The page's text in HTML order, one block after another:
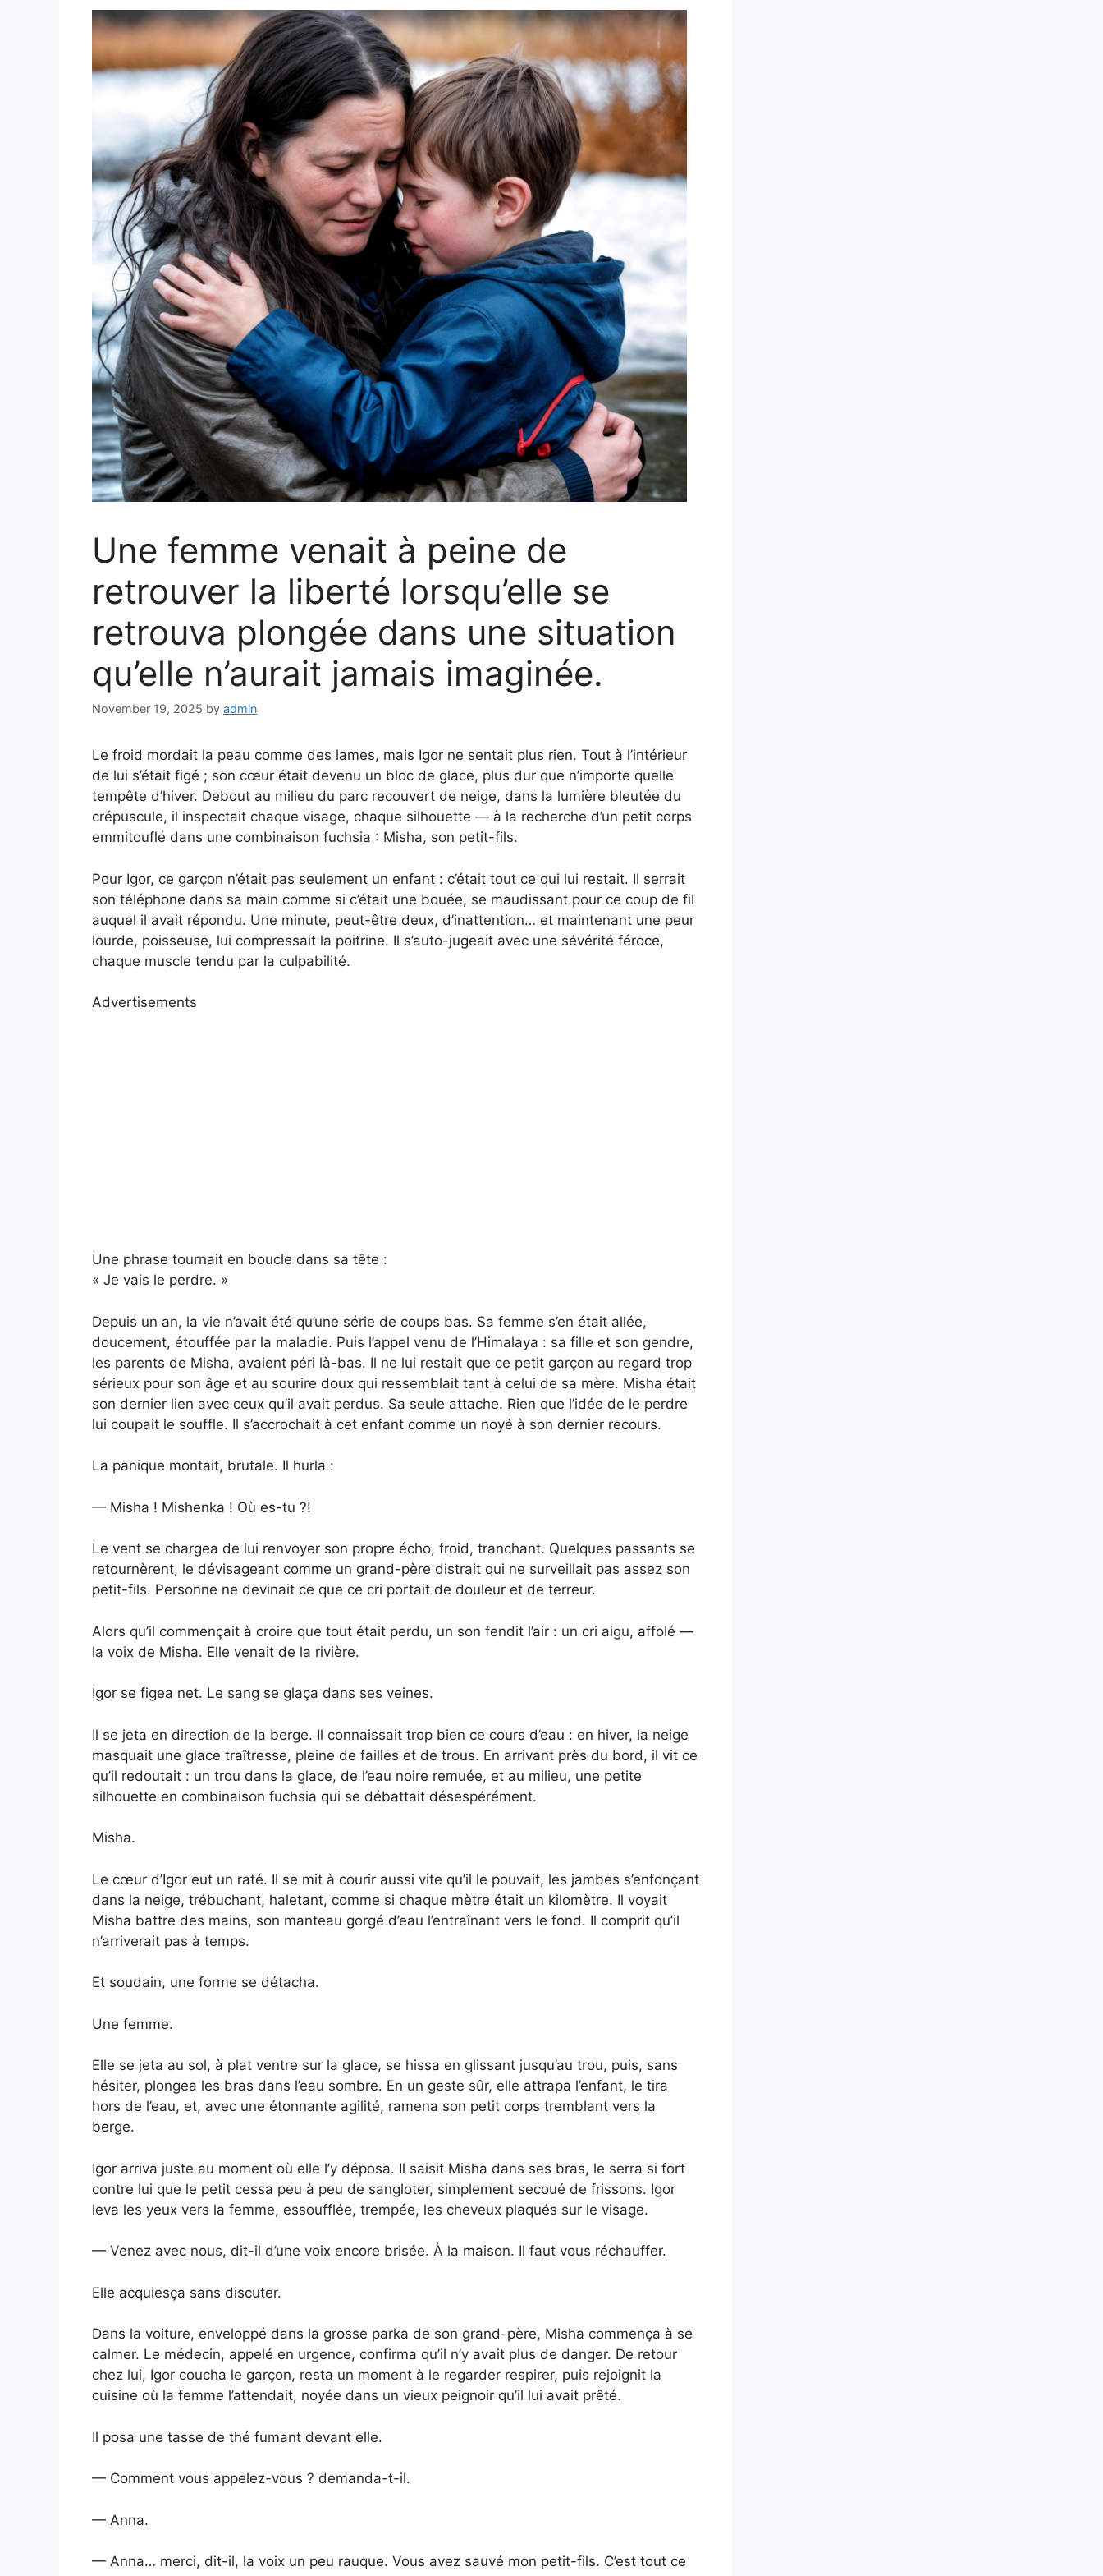
Une femme venait à peine de
retrouver la liberté lorsqu’elle se
retrouva plongée dans une situation
qu’elle n’aurait jamais imaginée.
November 19, 2025 by admin
Le froid mordait la peau comme des lames, mais Igor ne sentait plus rien. Tout à l’intérieur
de lui s’était figé ; son cœur était devenu un bloc de glace, plus dur que n’importe quelle
tempête d’hiver. Debout au milieu du parc recouvert de neige, dans la lumière bleutée du
crépuscule, il inspectait chaque visage, chaque silhouette — à la recherche d’un petit corps
emmitouflé dans une combinaison fuchsia : Misha, son petit-fils.
Pour Igor, ce garçon n’était pas seulement un enfant : c’était tout ce qui lui restait. Il serrait
son téléphone dans sa main comme si c’était une bouée, se maudissant pour ce coup de fil
auquel il avait répondu. Une minute, peut-être deux, d’inattention… et maintenant une peur
lourde, poisseuse, lui compressait la poitrine. Il s’auto-jugeait avec une sévérité féroce,
chaque muscle tendu par la culpabilité.
Advertisements
Une phrase tournait en boucle dans sa tête :
« Je vais le perdre. »
Depuis un an, la vie n’avait été qu’une série de coups bas. Sa femme s’en était allée,
doucement, étouffée par la maladie. Puis l’appel venu de l’Himalaya : sa fille et son gendre,
les parents de Misha, avaient péri là-bas. Il ne lui restait que ce petit garçon au regard trop
sérieux pour son âge et au sourire doux qui ressemblait tant à celui de sa mère. Misha était
son dernier lien avec ceux qu’il avait perdus. Sa seule attache. Rien que l’idée de le perdre
lui coupait le souffle. Il s’accrochait à cet enfant comme un noyé à son dernier recours.
La panique montait, brutale. Il hurla :
— Misha ! Mishenka ! Où es-tu ?!
Le vent se chargea de lui renvoyer son propre écho, froid, tranchant. Quelques passants se
retournèrent, le dévisageant comme un grand-père distrait qui ne surveillait pas assez son
petit-fils. Personne ne devinait ce que ce cri portait de douleur et de terreur.
Alors qu’il commençait à croire que tout était perdu, un son fendit l’air : un cri aigu, affolé —
la voix de Misha. Elle venait de la rivière.
Igor se figea net. Le sang se glaça dans ses veines.
Il se jeta en direction de la berge. Il connaissait trop bien ce cours d’eau : en hiver, la neige
masquait une glace traîtresse, pleine de failles et de trous. En arrivant près du bord, il vit ce
qu’il redoutait : un trou dans la glace, de l’eau noire remuée, et au milieu, une petite
silhouette en combinaison fuchsia qui se débattait désespérément.
Misha.
Le cœur d’Igor eut un raté. Il se mit à courir aussi vite qu’il le pouvait, les jambes s’enfonçant
dans la neige, trébuchant, haletant, comme si chaque mètre était un kilomètre. Il voyait
Misha battre des mains, son manteau gorgé d’eau l’entraînant vers le fond. Il comprit qu’il
n’arriverait pas à temps.
Et soudain, une forme se détacha.
Une femme.
Elle se jeta au sol, à plat ventre sur la glace, se hissa en glissant jusqu’au trou, puis, sans
hésiter, plongea les bras dans l’eau sombre. En un geste sûr, elle attrapa l’enfant, le tira
hors de l’eau, et, avec une étonnante agilité, ramena son petit corps tremblant vers la
berge.
Igor arriva juste au moment où elle l’y déposa. Il saisit Misha dans ses bras, le serra si fort
contre lui que le petit cessa peu à peu de sangloter, simplement secoué de frissons. Igor
leva les yeux vers la femme, essoufflée, trempée, les cheveux plaqués sur le visage.
— Venez avec nous, dit-il d’une voix encore brisée. À la maison. Il faut vous réchauffer.
Elle acquiesça sans discuter.
Dans la voiture, enveloppé dans la grosse parka de son grand-père, Misha commença à se
calmer. Le médecin, appelé en urgence, confirma qu’il n’y avait plus de danger. De retour
chez lui, Igor coucha le garçon, resta un moment à le regarder respirer, puis rejoignit la
cuisine où la femme l’attendait, noyée dans un vieux peignoir qu’il lui avait prêté.
Il posa une tasse de thé fumant devant elle.
— Comment vous appelez-vous ? demanda-t-il.
— Anna.
— Anna… merci, dit-il, la voix un peu rauque. Vous avez sauvé mon petit-fils. C’est tout ce